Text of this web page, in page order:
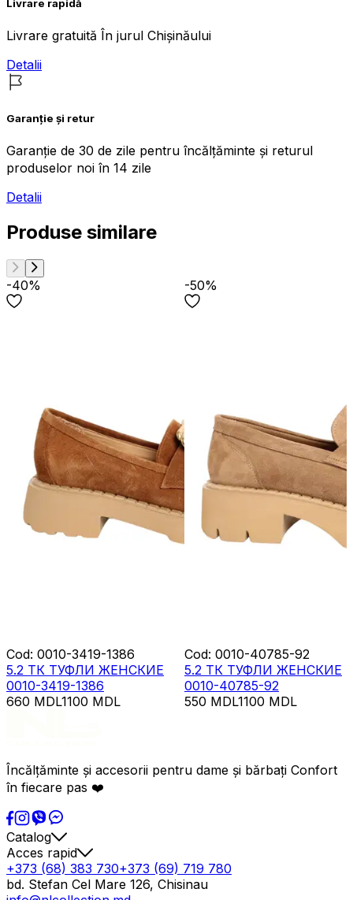
Livrare rapidă
Livrare gratuită În jurul Chișinăului
Detalii
Garanție și retur
Garanție de 30 de zile pentru încălțăminte și returul
produselor noi în 14 zile
Detalii
Produse similare
-40%
Cod: 0010-3419-1386
5.2 ТК ТУФЛИ ЖЕНСКИЕ
0010-3419-1386
660 MDL1100 MDL
-50%
Cod: 0010-40785-92
5.2 ТК ТУФЛИ ЖЕНСКИЕ
0010-40785-92
550 MDL1100 MDL
Încălțăminte și accesorii pentru dame și bărbați Confort
în fiecare pas ❤️
Catalog
Acces rapid
+373 (68) 383 730+373 (69) 719 780
bd. Stefan Cel Mare 126, Chisinau